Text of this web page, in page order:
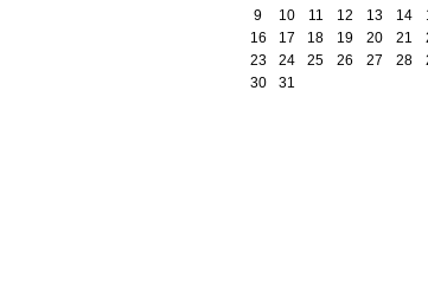
9
10 11 12 13 14
16
17 18 19 20 21
23
24 25 26 27 28
30
31